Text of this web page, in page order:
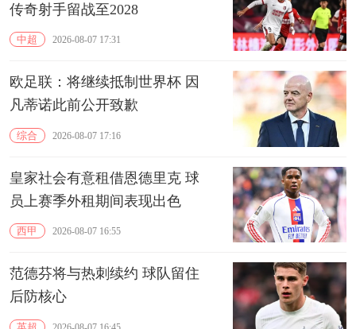
传奇射手留战至2028
中超 2026-08-07 17:31
欧足联：将继续抵制世界杯 因
凡蒂诺此前公开致歉
综合 2026-08-07 17:16
皇家社会有意租借恩德里克 球
员上赛季外租期间表现出色
西甲 2026-08-07 16:55
范德芬将与热刺续约 球队留住
后防核心